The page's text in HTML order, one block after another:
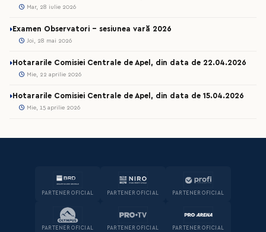
Mar, 28 iulie 2026
Examen Observatori - sesiunea vară 2026
Joi, 28 mai 2026
Hotararile Comisiei Centrale de Apel, din data de 22.04.2026
Mie, 22 aprilie 2026
Hotararile Comisiei Centrale de Apel, din data de 15.04.2026
Mie, 15 aprilie 2026
PARTENER OFICIAL PARTENER OFICIAL PARTENER OFICIAL
PARTENER OFICIAL PARTENER OFICIAL PARTENER OFICIAL